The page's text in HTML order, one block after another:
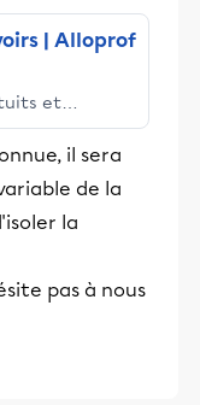
| Alloprof
et
les élèves
il sera
de la
la
pas à nous